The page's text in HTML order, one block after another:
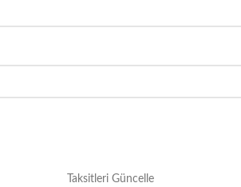
Taksitleri Güncelle